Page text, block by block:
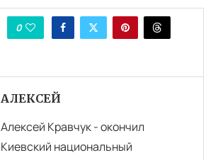
0
АЛЕКСЕЙ
Алексей Кравчук - окончил
Киевский национальный